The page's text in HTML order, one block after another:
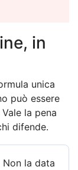
in
unica
può essere
la pena
difende.
Non la data